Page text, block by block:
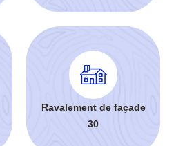
Ravalement de façade
30